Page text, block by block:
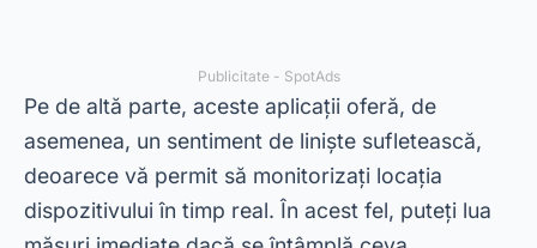
Găsiți dispozitivul meu
Găsește-mi dispozitivul este un instrument
dezvoltat de Google pentru a ajuta utilizatorii să-
și găsească dispozitivele Android pierdute sau